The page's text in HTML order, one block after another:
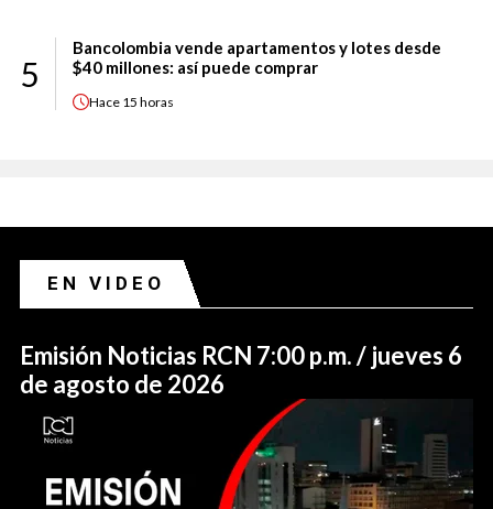
5
Bancolombia vende apartamentos y lotes desde
$40 millones: así puede comprar
Hace 15 horas
EN VIDEO
Emisión Noticias RCN 7:00 p.m. / jueves 6
de agosto de 2026